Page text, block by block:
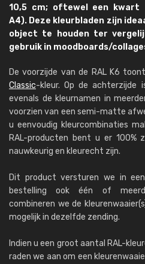
10,5 cm; oftewel een kwart
A4). Deze kleurbladen zijn
object te houden ter
gebruik in moodboards/
De voorzijde van de RAL K6
Classic-kleur. Op de achterzijde
evenals de kleurnamen in
voorzien van een semi-matte
u eenvoudig kleurcombinaties
RAL-producten bent u er 100%
nauwkeurig en kleurecht zijn.
Dit product versturen we in
bestelling ook één of
combineren we de
mogelijk in dezelfde zending.
Indien u een groot aantal RAL-
raden we aan om een